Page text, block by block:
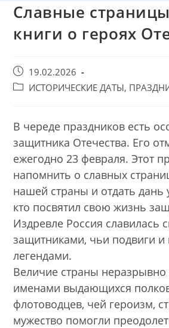
Славные
книги о героях
Запись
опубликована:
19.02.2026
PostИСТОРИЧЕСКИЕ ДАТЫ,
В череде праздников есть
защитника Отечества. Его
ежегодно 23 февраля. Этот
напомнить о славных
нашей страны и отдать дань
кто посвятил свою жизнь
Издревле Россия славилась
защитниками, чьи подвиги и
легендами.
Величие страны неразрывно
именами выдающихся
флотоводцев, чей героизм,
мужество помогли